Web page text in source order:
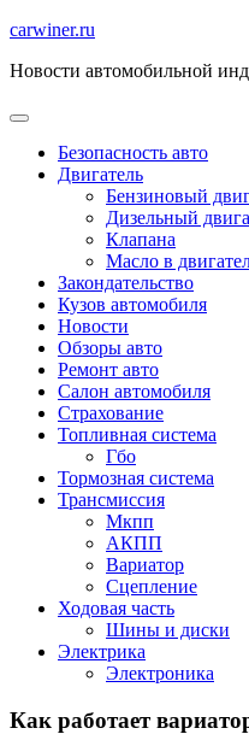
Перейти
содержимому
carwiner.ru
Новости автомобильной
Безопасность авто
Двигатель
Бензиновый
Дизельный
Клапана
Масло в
Закондательство
Кузов автомобиля
Новости
Обзоры авто
Ремонт авто
Салон автомобиля
Страхование
Топливная система
Гбо
Тормозная система
Трансмиссия
Мкпп
АКПП
Вариатор
Сцепление
Ходовая часть
Шины и диски
Электрика
Электроника
Как работает